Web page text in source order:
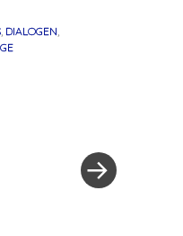
DIALOGEN